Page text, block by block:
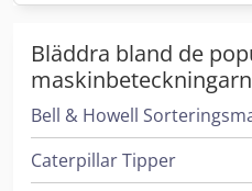
Bläddra bland de
Bell & Howell
Caterpillar Tipper